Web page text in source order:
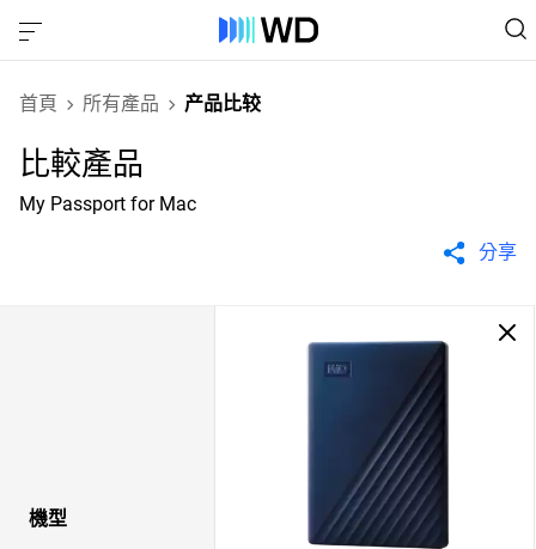
首頁 所有產品 产品比较
比較產品
My Passport for Mac
分享
機型